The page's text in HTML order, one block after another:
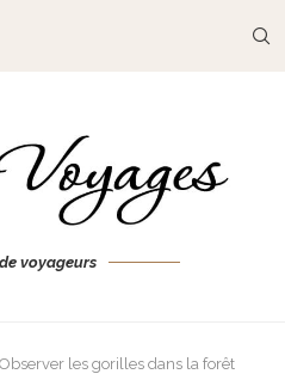
voyageurs
Observer les gorilles dans la forêt